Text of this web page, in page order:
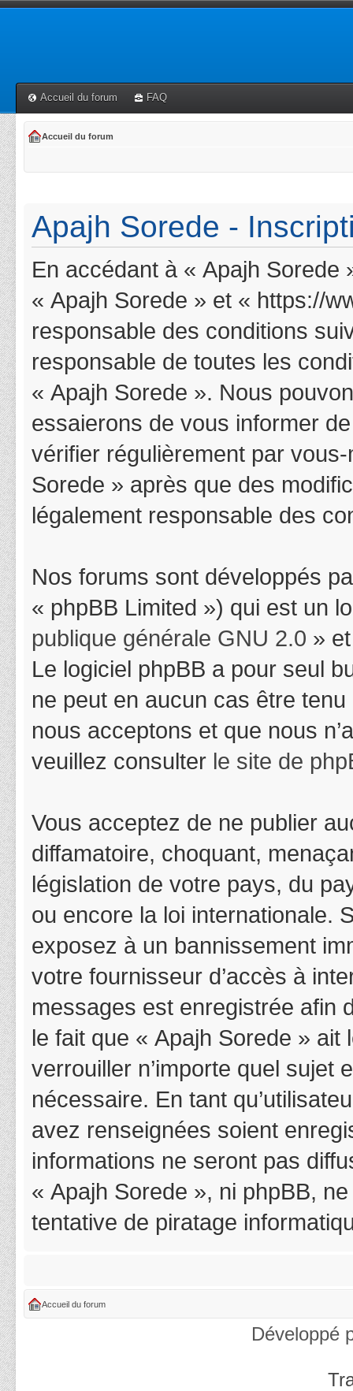
Accueil du forum FAQ
Accueil du forum
Apajh Sorede -
En accédant à « Apajh
« Apajh Sorede » et « https://
responsable des conditions
responsable de toutes les
« Apajh Sorede ». Nous
essaierons de vous informer
vérifier régulièrement par
Sorede » après que des
légalement responsable des
Nos forums sont développés
« phpBB Limited ») qui est un
publique générale GNU 2.0 »
Le logiciel phpBB a pour seul
ne peut en aucun cas être
nous acceptons et que nous
veuillez consulter le site de
Vous acceptez de ne publier
diffamatoire, choquant,
législation de votre pays, du
ou encore la loi internationale.
exposez à un bannissement
votre fournisseur d’accès à
messages est enregistrée afin
le fait que « Apajh Sorede »
verrouiller n’importe quel sujet
nécessaire. En tant
avez renseignées soient
informations ne seront pas
« Apajh Sorede », ni phpBB,
tentative de piratage
Accueil du forum
Développé